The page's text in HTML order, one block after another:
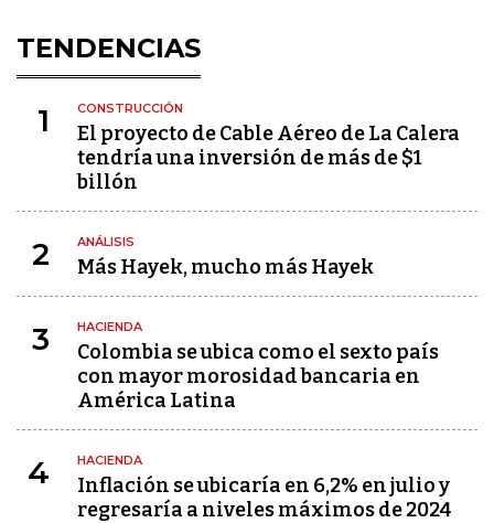
TENDENCIAS
1 CONSTRUCCIÓN
El proyecto de Cable Aéreo de La Calera
tendría una inversión de más de $1
billón
2 ANÁLISIS
Más Hayek, mucho más Hayek
3 HACIENDA
Colombia se ubica como el sexto país
con mayor morosidad bancaria en
América Latina
4 HACIENDA
Inflación se ubicaría en 6,2% en julio y
regresaría a niveles máximos de 2024